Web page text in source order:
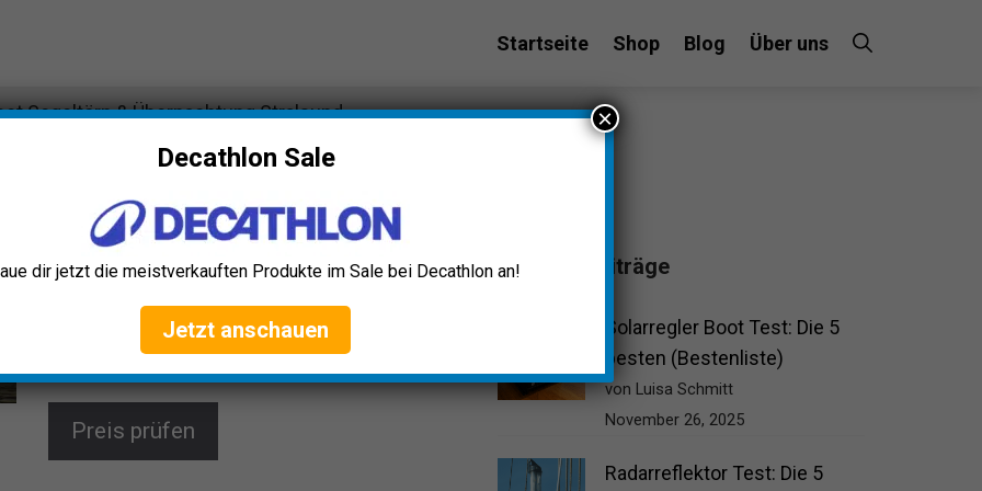
Startseite Shop Blog Über uns
Segeltörn & Übernachtung Stralsund
Jochen Schweizer Sunset Segeltörn
& Übernachtung Stralsund
Erlebe den Jochen Schweizer Sunset Sailing mit
Übernachtung bei Stralsund. Genieße einen
übernachte in einer komfortablen Kabine und starte
mit einem reichhaltigen Frühstück in den Tag. Perfekt
Preis prüfen
Beliebte Beiträge
Solarregler Boot Test: Die 5
besten (Bestenliste)
von Luisa Schmitt
November 26, 2025
Radarreflektor Test: Die 5
Decathlon Sale
dir jetzt die meistverkauften Produkte im Sale bei Decathlon an!
Jetzt anschauen
×